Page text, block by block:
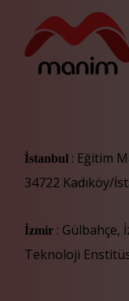
İstanbul : Eğitim
34722 Kadıköy/
İzmir : Gülbahçe,
Teknoloji